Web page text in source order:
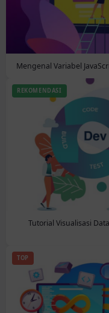
Mengenal Variabel
REKOMENDASI
Tutorial Visualisasi
TOP